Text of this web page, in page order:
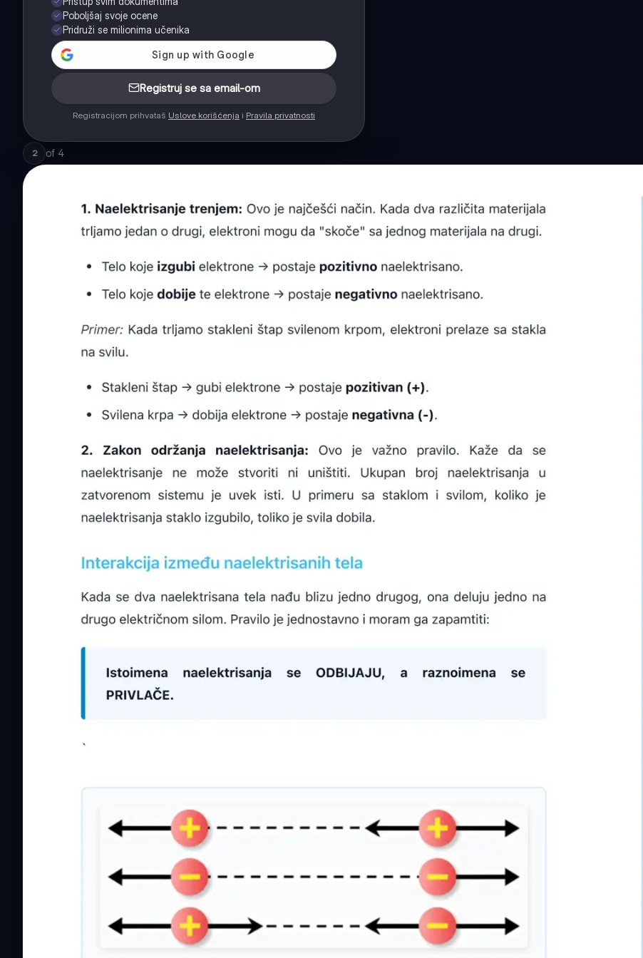
Poboljšaj svoje ocene
Pridruži se milionima učenika
Registruj se sa email-om
Registracijom prihvataš Uslove korišćenja i Pravila privatnosti
2 of 4